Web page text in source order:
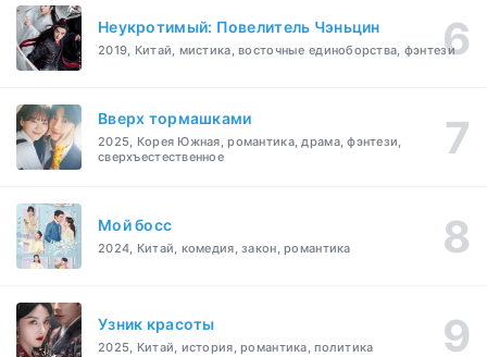
Неукротимый: Повелитель Чэньцин
2019, Китай, мистика, восточные единоборства, фэнтези
Вверх тормашками
2025, Корея Южная, романтика, драма, фэнтези,
сверхъестественное
Мой босс
2024, Китай, комедия, закон, романтика
Узник красоты
2025, Китай, история, романтика, политика